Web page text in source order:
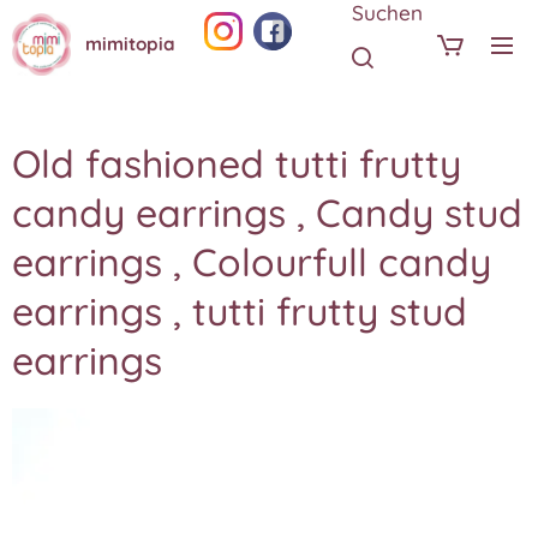
mimitopia
Suchen
Old fashioned tutti frutty
candy earrings , Candy stud
earrings , Colourfull candy
earrings , tutti frutty stud
earrings